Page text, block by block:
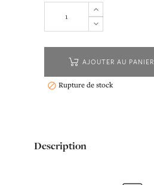
AJOUTER AU PANIER
 Rupture de stock
Description